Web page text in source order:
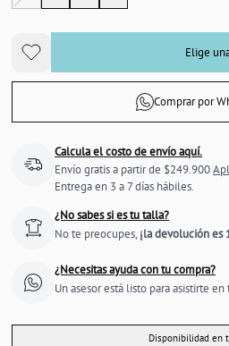
Elige
Comprar por
Calcula el costo de envío aquí.
Envío gratis a partir de $249.900
Entrega en 3 a 7 días hábiles.
¿No sabes si es tu talla?
No te preocupes, ¡la devolución es
¿Necesitas ayuda con tu compra?
Un asesor está listo para asistirte
Disponibilidad en